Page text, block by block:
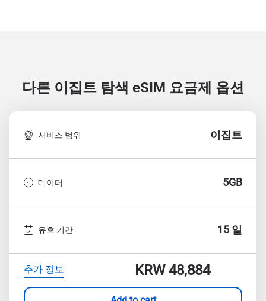
다른 이집트 탐색 eSIM 요금제 옵션
서비스 범위 이집트
데이터 5GB
유효 기간 15 일
추가 정보 KRW 48,884